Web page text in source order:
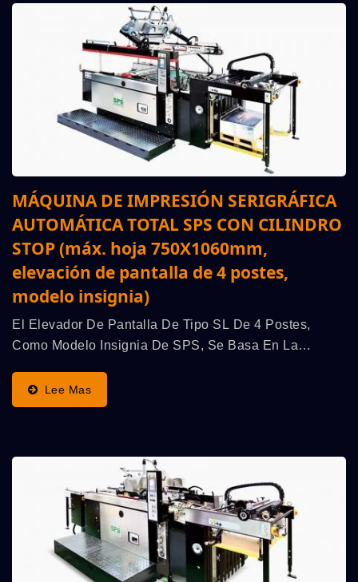
MÁQUINA DE IMPRESIÓN SERIGRÁFICA
AUTOMÁTICA TOTAL SPS CON CILINDRO
STOP (máx. hoja 750X1060mm,
elevación de pantalla de 4 postes,
modelo insignia)
El Elevador De Pantalla De Tipo SL De 4 Postes,
Como Modelo Insignia De SPS, Se Basa En La
Original Del Cilindro STOP De SPS" (ventajas: La
Mayor Velocidad...
Lee Mas